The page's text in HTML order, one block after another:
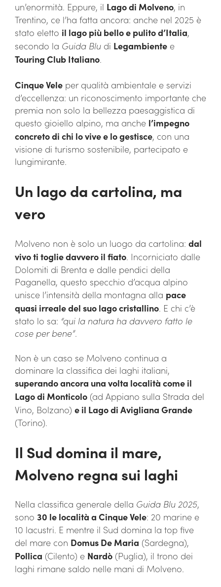
un’enormità. Eppure, il Lago di Molveno, in
Trentino, ce l’ha fatta ancora: anche nel 2025 è
stato eletto il lago più bello e pulito d’Italia,
secondo la Guida Blu di Legambiente e
Touring Club Italiano.
Cinque Vele per qualità ambientale e servizi
d’eccellenza: un riconoscimento importante che
premia non solo la bellezza paesaggistica di
questo gioiello alpino, ma anche l’impegno
concreto di chi lo vive e lo gestisce, con una
visione di turismo sostenibile, partecipato e
lungimirante.
Un lago da cartolina, ma
vero
Molveno non è solo un luogo da cartolina: dal
vivo ti toglie davvero il fiato. Incorniciato dalle
Dolomiti di Brenta e dalle pendici della
Paganella, questo specchio d’acqua alpino
unisce l’intensità della montagna alla pace
quasi irreale del suo lago cristallino. E chi c’è
stato lo sa: “qui la natura ha davvero fatto le
cose per bene”.
Non è un caso se Molveno continua a
dominare la classifica dei laghi italiani,
superando ancora una volta località come il
Lago di Monticolo (ad Appiano sulla Strada del
Vino, Bolzano) e il Lago di Avigliana Grande
(Torino).
Il Sud domina il mare,
Molveno regna sui laghi
Nella classifica generale della Guida Blu 2025,
sono 30 le località a Cinque Vele: 20 marine e
10 lacustri. E mentre il Sud domina la top five
del mare con Domus De Maria (Sardegna),
Pollica (Cilento) e Nardò (Puglia), il trono dei
laghi rimane saldo nelle mani di Molveno.